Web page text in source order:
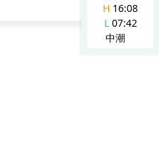
H 16:08
L07:42
中潮